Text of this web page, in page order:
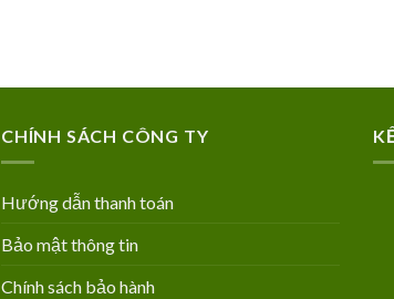
CHÍNH SÁCH CÔNG TY
Hướng dẫn thanh toán
Bảo mật thông tin
Chính sách bảo hành